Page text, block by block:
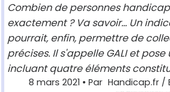
Combien de personnes
exactement ? Va savoir... Un
pourrait, enfin, permettre de
précises. Il s'appelle GALI et
incluant quatre éléments
8 mars 2021 • Par Handicap.fr /